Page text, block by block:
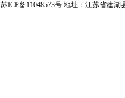
苏ICP备11048573号地址：江苏省建湖